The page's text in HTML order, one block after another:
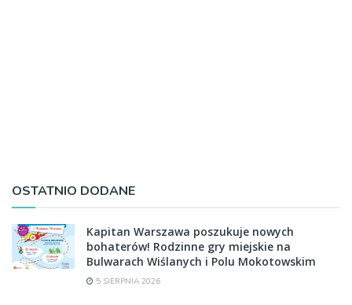
OSTATNIO DODANE
Kapitan Warszawa poszukuje nowych
bohaterów! Rodzinne gry miejskie na
Bulwarach Wiślanych i Polu Mokotowskim
5 SIERPNIA 2026